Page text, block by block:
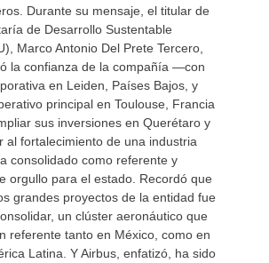
Durante su mensaje, el titular de
de Desarrollo Sustentable
Marco Antonio Del Prete Tercero,
la confianza de la compañía —con
en Leiden, Países Bajos, y
principal en Toulouse, Francia
sus inversiones en Querétaro y
al fortalecimiento de una industria
consolidado como referente y
orgullo para el estado. Recordó que
grandes proyectos de la entidad fue
un clúster aeronáutico que
referente tanto en México, como en
Latina. Y Airbus, enfatizó, ha sido